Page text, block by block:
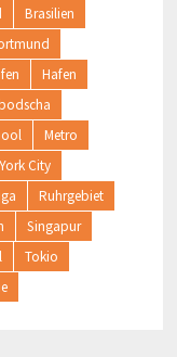
Brasilien
Hafen
Metro
City
Ruhrgebiet
Singapur
Tokio